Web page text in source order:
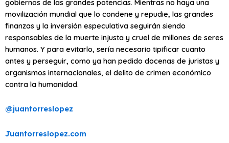
gobiernos de las grandes potencias. Mientras no haya una
movilización mundial que lo condene y repudie, las grandes
finanzas y la inversión especulativa seguirán siendo
responsables de la muerte injusta y cruel de millones de seres
humanos. Y para evitarlo, sería necesario tipificar cuanto
antes y perseguir, como ya han pedido docenas de juristas y
organismos internacionales, el delito de crimen económico
contra la humanidad.
@juantorreslopez
Juantorreslopez.com